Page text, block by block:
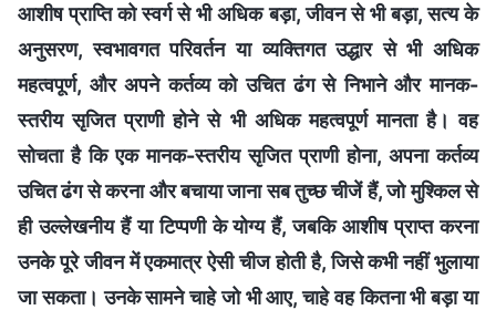
आशीष प्राप्ति को स्वर्ग से भी अधिक बड़ा, जीवन से भी बड़ा, सत्य के
अनुसरण, स्वभावगत परिवर्तन या व्यक्तिगत उद्धार से भी अधिक
महत्वपूर्ण, और अपने कर्तव्य को उचित ढंग से निभाने और मानक-
स्तरीय सृजित प्राणी होने से भी अधिक महत्वपूर्ण मानता है। वह
सोचता है कि एक मानक-स्तरीय सृजित प्राणी होना, अपना कर्तव्य
उचित ढंग से करना और बचाया जाना सब तुच्छ चीजें हैं, जो मुश्किल से
ही उल्लेखनीय हैं या टिप्पणी के योग्य हैं, जबकि आशीष प्राप्त करना
उनके पूरे जीवन में एकमात्र ऐसी चीज होती है, जिसे कभी नहीं भुलाया
जा सकता। उनके सामने चाहे जो भी आए, चाहे वह कितना भी बड़ा या